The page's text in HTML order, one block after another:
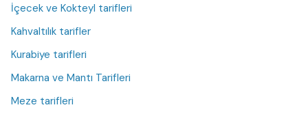
İçecek ve Kokteyl tarifleri
Kahvaltılık tarifler
Kurabiye tarifleri
Makarna ve Mantı Tarifleri
Meze tarifleri